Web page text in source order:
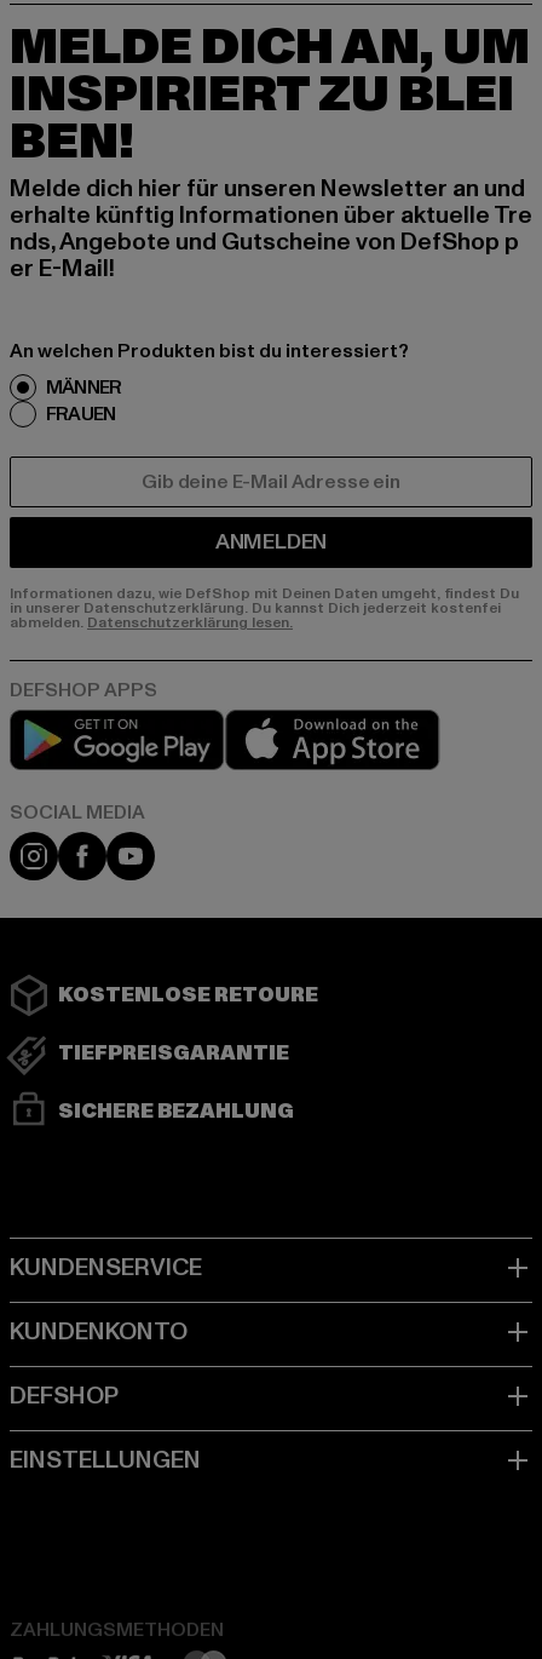
MELDE DICH AN, UM
INSPIRIERT ZU BLEI
BEN!
Melde dich hier für unseren Newsletter an und
erhalte künftig Informationen über aktuelle Tre
nds, Angebote und Gutscheine von DefShop p
er E-Mail!
An welchen Produkten bist du interessiert?
MÄNNER
FRAUEN
ANMELDEN
Informationen dazu, wie DefShop mit Deinen Daten umgeht, findest Du
in unserer Datenschutzerklärung. Du kannst Dich jederzeit kostenfei
abmelden. Datenschutzerklärung lesen.
Play market
Instagram
FacebookYouTube
KOSTENLOSE RETOURE
TIEFPREISGARANTIE
SICHERE BEZAHLUNG
ZAHLUNGSMETHODEN